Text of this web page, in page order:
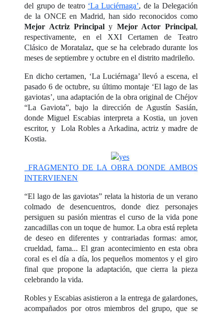
del grupo de teatro ‘La Luciérnaga’, de la Delegación
de la ONCE en Madrid, han sido reconocidos como
Mejor Actriz Principal y Mejor Actor Principal,
respectivamente, en el XXI Certamen de Teatro
Clásico de Moratalaz, que se ha celebrado durante los
meses de septiembre y octubre en el distrito madrileño.
En dicho certamen, ‘La Luciérnaga’ llevó a escena, el
pasado 6 de octubre, su último montaje ‘El lago de las
gaviotas’, una adaptación de la obra original de Chéjov
“La Gaviota”, bajo la dirección de Agustín Sasián,
donde Miguel Escabias interpreta a Kostia, un joven
escritor, y Lola Robles a Arkadina, actriz y madre de
Kostia.
FRAGMENTO DE LA OBRA DONDE AMBOS
INTERVIENEN
“El lago de las gaviotas” relata la historia de un verano
colmado de desencuentros, donde diez personajes
persiguen su pasión mientras el curso de la vida pone
zancadillas con un toque de humor. La obra está repleta
de deseo en diferentes y contrariadas formas: amor,
crueldad, fama... El gran acontecimiento en esta obra
coral es el día a día, los pequeños momentos y el giro
final que propone la adaptación, que cierra la pieza
celebrando la vida.
Robles y Escabias asistieron a la entrega de galardones,
acompañados por otros miembros del grupo, que se